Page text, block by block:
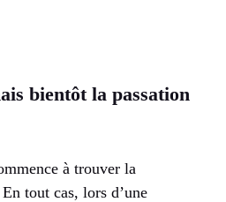
bientôt la passation
à trouver la
tout cas, lors d’une